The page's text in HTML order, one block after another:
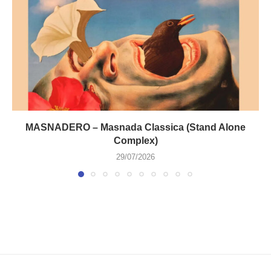
MASNADERO – Masnada Classica (Stand Alone
Complex)
29/07/2026